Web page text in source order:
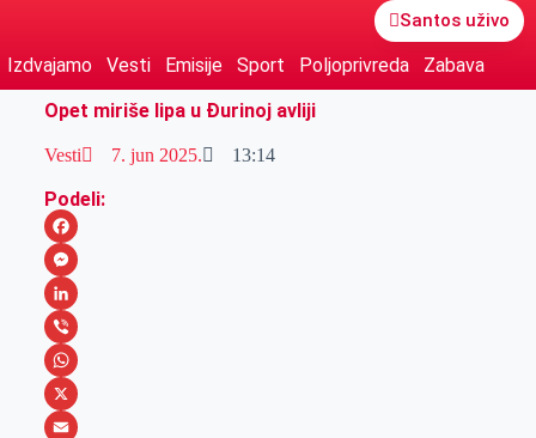
Santos uživo
Izdvajamo Vesti Emisije Sport Poljoprivreda
Zabava
Opet miriše lipa u Đurinoj avliji
Vesti 7. jun 2025. 13:14
Podeli:
F
a
c
e
b
o
M
e
s
s
e
L
i
n
k
V
i
b
W
h
X